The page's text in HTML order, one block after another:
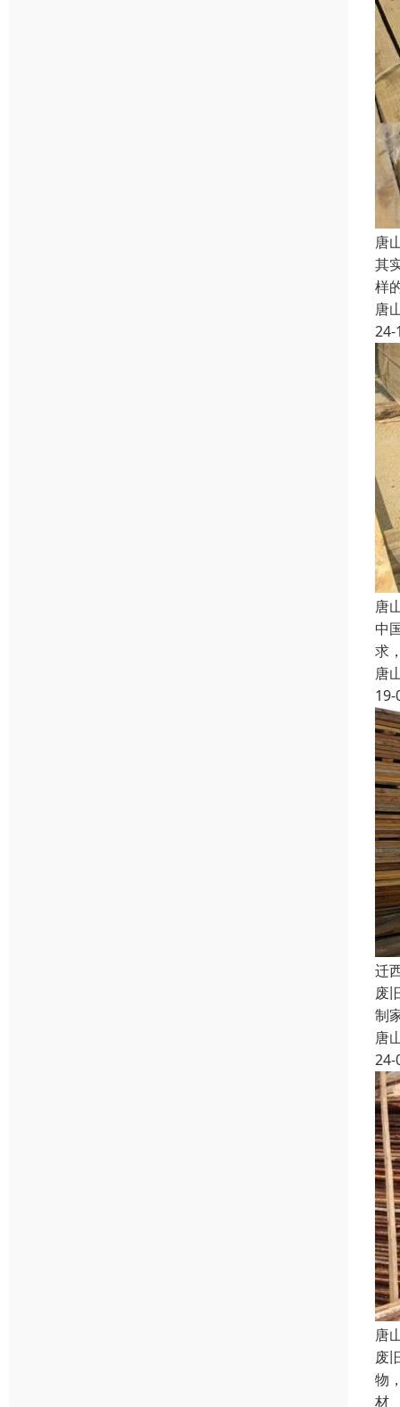
唐
其
样
唐
24-
唐
中
求
唐
19-
迁
废
制
唐
24-
唐
废
物
材